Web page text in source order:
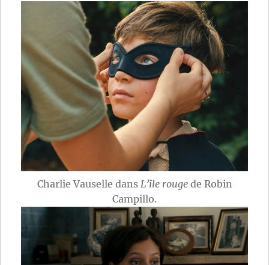
Charlie Vauselle dans L’île rougede Robin
Campillo.